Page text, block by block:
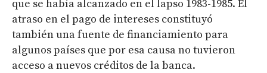
que se había alcanzado en el lapso 1983-1985. El
atraso en el pago de intereses constituyó
también una fuente de financiamiento para
algunos países que por esa causa no tuvieron
acceso a nuevos créditos de la banca.